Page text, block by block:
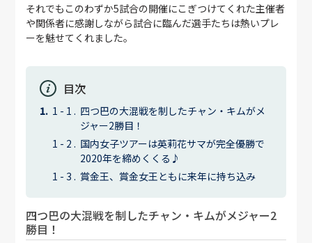
それでもこのわずか5試合の開催にこぎつけてくれた主催者
や関係者に感謝しながら試合に臨んだ選手たちは熱いプレ
ーを魅せてくれました。
目次
四つ巴の大混戦を制したチャン・キムがメ
ジャー2勝目！
国内女子ツアーは英莉花サマが完全優勝で
2020年を締めくくる♪
賞金王、賞金女王ともに来年に持ち込み
四つ巴の大混戦を制したチャン・キムがメジャー2
勝目！